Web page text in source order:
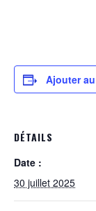
Ajouter
DÉTAILS
Date :
30 juillet 2025